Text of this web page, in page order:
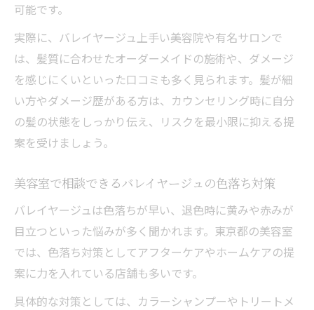
可能です。
実際に、バレイヤージュ上手い美容院や有名サロンで
は、髪質に合わせたオーダーメイドの施術や、ダメージ
を感じにくいといった口コミも多く見られます。髪が細
い方やダメージ歴がある方は、カウンセリング時に自分
の髪の状態をしっかり伝え、リスクを最小限に抑える提
案を受けましょう。
美容室で相談できるバレイヤージュの色落ち対策
バレイヤージュは色落ちが早い、退色時に黄みや赤みが
目立つといった悩みが多く聞かれます。東京都の美容室
では、色落ち対策としてアフターケアやホームケアの提
案に力を入れている店舗も多いです。
具体的な対策としては、カラーシャンプーやトリートメ